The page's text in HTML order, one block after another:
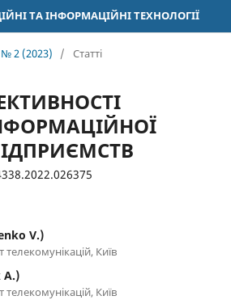
ТА ІНФОРМАЦІЙНІ ТЕХНОЛОГІЇ
№ 2 (2023) / Статті
V.)
Київ
A.)
Київ